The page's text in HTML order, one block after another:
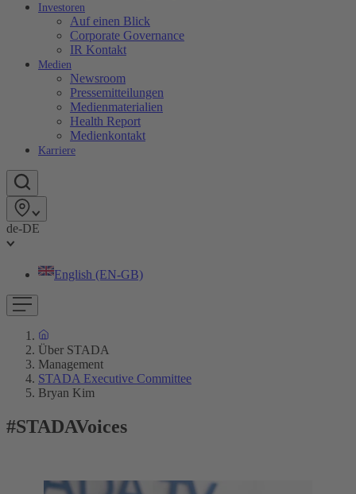
Investoren
Auf einen Blick
Corporate Governance
IR Kontakt
Medien
Newsroom
Pressemitteilungen
Medienmaterialien
Health Report
Medienkontakt
Karriere
de-DE
English (EN-GB)
Über STADA
Management
STADA Executive Committee
Bryan Kim
#STADAVoices